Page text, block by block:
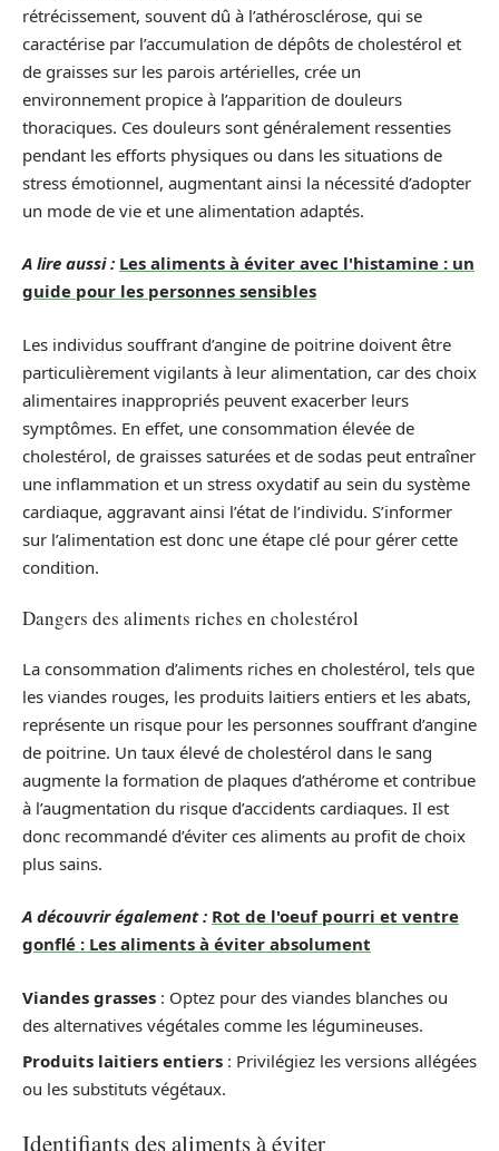
rétrécissement, souvent dû à l’athérosclérose, qui se
caractérise par l’accumulation de dépôts de cholestérol et
de graisses sur les parois artérielles, crée un
environnement propice à l’apparition de douleurs
thoraciques. Ces douleurs sont généralement ressenties
pendant les efforts physiques ou dans les situations de
stress émotionnel, augmentant ainsi la nécessité d’adopter
un mode de vie et une alimentation adaptés.
A lire aussi : Les aliments à éviter avec l'histamine : un
guide pour les personnes sensibles
Les individus souffrant d’angine de poitrine doivent être
particulièrement vigilants à leur alimentation, car des choix
alimentaires inappropriés peuvent exacerber leurs
symptômes. En effet, une consommation élevée de
cholestérol, de graisses saturées et de sodas peut entraîner
une inflammation et un stress oxydatif au sein du système
cardiaque, aggravant ainsi l’état de l’individu. S’informer
sur l’alimentation est donc une étape clé pour gérer cette
condition.
Dangers des aliments riches en cholestérol
La consommation d’aliments riches en cholestérol, tels que
les viandes rouges, les produits laitiers entiers et les abats,
représente un risque pour les personnes souffrant d’angine
de poitrine. Un taux élevé de cholestérol dans le sang
augmente la formation de plaques d’athérome et contribue
à l’augmentation du risque d’accidents cardiaques. Il est
donc recommandé d’éviter ces aliments au profit de choix
plus sains.
A découvrir également : Rot de l'oeuf pourri et ventre
gonflé : Les aliments à éviter absolument
Viandes grasses : Optez pour des viandes blanches ou
des alternatives végétales comme les légumineuses.
Produits laitiers entiers : Privilégiez les versions allégées
ou les substituts végétaux.
Identifiants des aliments à éviter